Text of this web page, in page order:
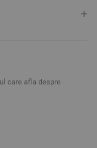
care afla despre